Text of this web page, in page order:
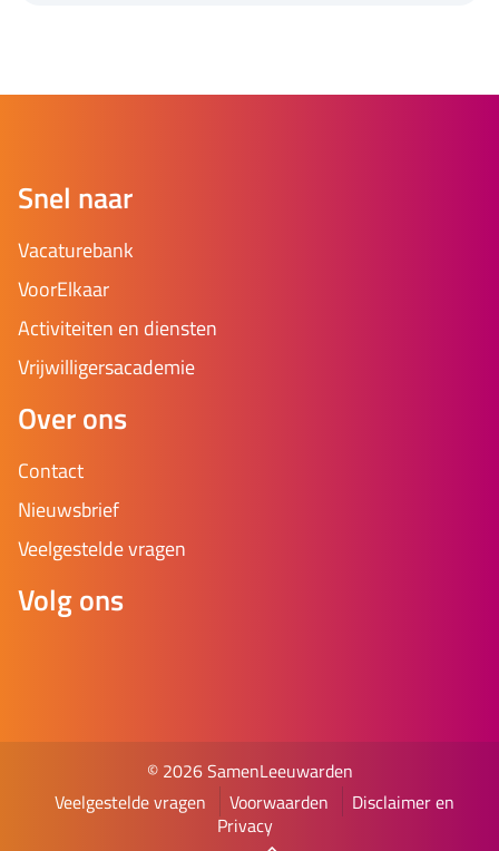
Snel naar
Vacaturebank
VoorElkaar
Activiteiten en diensten
Vrijwilligersacademie
Over ons
Contact
Nieuwsbrief
Veelgestelde vragen
Volg ons
© 2026 SamenLeeuwarden
Veelgestelde vragen
Voorwaarden
Disclaimer en
Privacy